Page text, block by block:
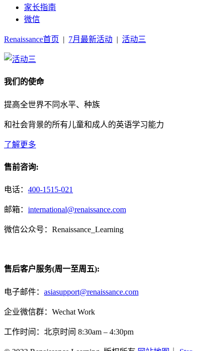
家长指南
微信
Renaissance首页 | 7月最新活动 | 活动三
我们的使命
提高全世界不同水平、种族
和社会背景的所有儿童和成人的英语学习能力
了解更多
售前咨询:
电话： 400-1515-021
邮箱： international@renaissance.com
微信公众号：Renaissance_Learning
售后客户服务(周一至周五):
电子邮件： asiasupport@renaissance.com
企业微信群：Wechat Work
工作时间：北京时间 8:30am – 4:30pm